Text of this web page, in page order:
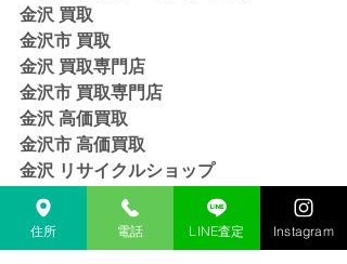
金沢 買取
金沢市 買取
金沢 買取専門店
金沢市 買取専門店
金沢 高価買取
金沢市 高価買取
金沢 リサイクルショップ
金沢市 リサイクルショップ
金沢 貴金属 買取
金沢市 貴金属 買取
住所 電話 LINE査定 Instagram